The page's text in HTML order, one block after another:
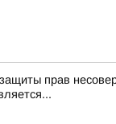
прав